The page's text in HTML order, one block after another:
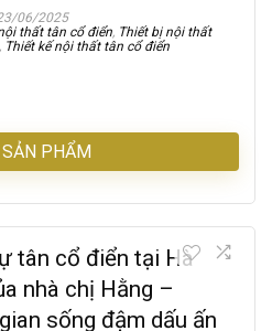
06/2025
thất tân cổ điển, Thiết bị nội thất
, Thiết kế nội thất tân cổ điển
PHẨM
tân cổ điển tại Hà
nhà chị Hằng –
sống đậm dấu ấn